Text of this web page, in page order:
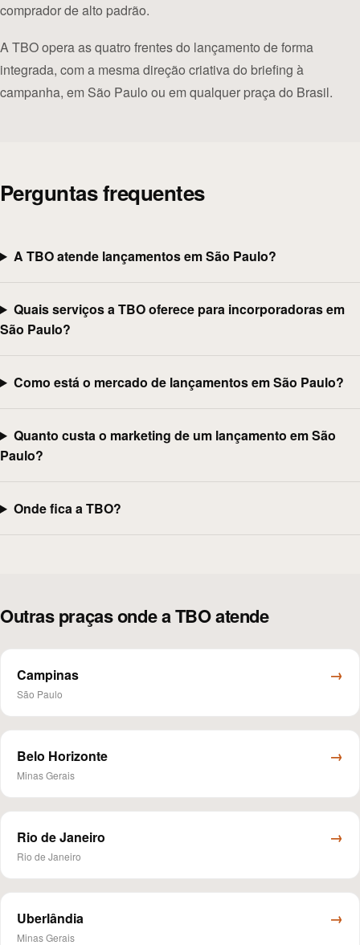
comprador de alto padrão.
A TBO opera as quatro frentes do lançamento de forma
integrada, com a mesma direção criativa do briefing à
campanha, em São Paulo ou em qualquer praça do Brasil.
Perguntas frequentes
A TBO atende lançamentos em São Paulo?
Quais serviços a TBO oferece para incorporadoras em
São Paulo?
Como está o mercado de lançamentos em São Paulo?
Quanto custa o marketing de um lançamento em São
Paulo?
Onde fica a TBO?
Outras praças onde a TBO atende
Campinas
São Paulo
→
Belo Horizonte
Minas Gerais
→
Rio de Janeiro
Rio de Janeiro
→
Uberlândia
Minas Gerais
→